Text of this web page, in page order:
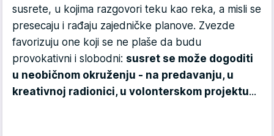
susrete, u kojima razgovori teku kao reka, a misli se
presecaju i rađaju zajedničke planove. Zvezde
favorizuju one koji se ne plaše da budu
provokativni i slobodni: susret se može dogoditi
u neobičnom okruženju - na predavanju, u
kreativnoj radionici, u volonterskom projektu...